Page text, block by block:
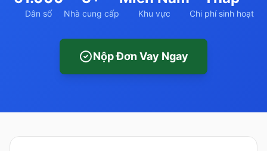
Dân số Nhà cung cấp Khu vực Chi phí sinh hoạt
Nộp Đơn Vay Ngay